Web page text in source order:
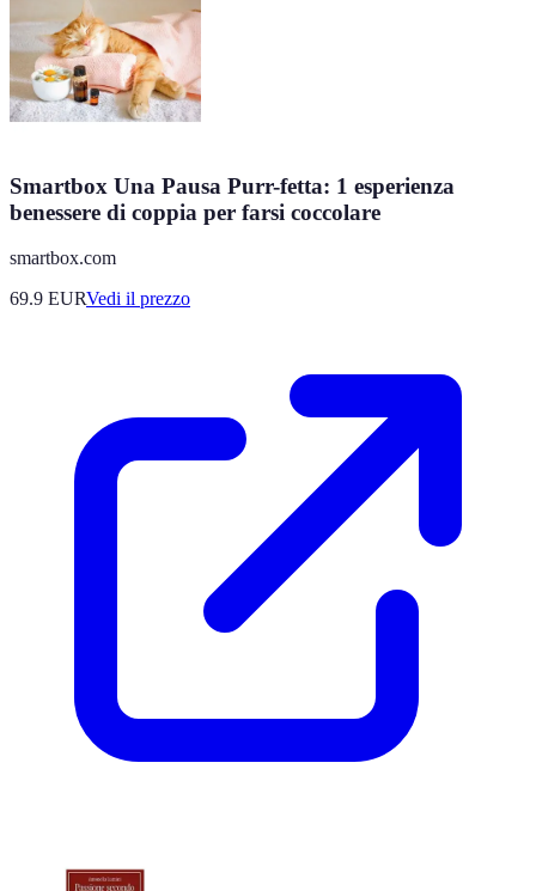
Smartbox Una Pausa Purr-fetta: 1 esperienza
benessere di coppia per farsi coccolare
smartbox.com
69.9 EURVedi il prezzo